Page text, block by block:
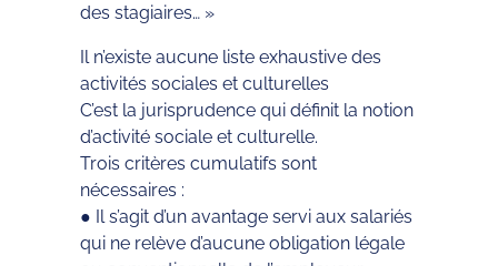
des stagiaires… »
Il n’existe aucune liste exhaustive des
activités sociales et culturelles
C’est la jurisprudence qui définit la notion
d’activité sociale et culturelle.
Trois critères cumulatifs sont
nécessaires :
● Il s’agit d’un avantage servi aux salariés
qui ne relève d’aucune obligation légale